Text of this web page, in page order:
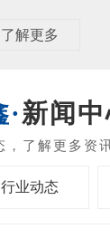
了解更多
新闻
行业动态